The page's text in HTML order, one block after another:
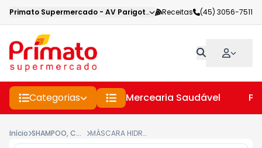
Primato Supermercado - AV Parigot de Souza,Toledo-PR
Receitas (45) 3056-7511
Categorias Mercearia Saudável
Início SHAMPOO, CONDICIONADOR E CREME PARA CABELOS MÁSCARA HIDRATANTE PANTENE COLÁGENO HIDRATA & RESGATA POTE 550ML